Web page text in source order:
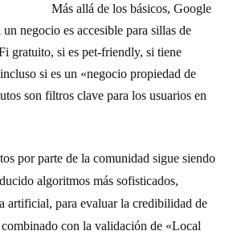
Más allá de los básicos, Google
negocio es accesible para sillas de
gratuito, si es pet-friendly, si tiene
si es un «negocio propiedad de
son filtros clave para los usuarios en
por parte de la comunidad sigue siendo
algoritmos más sofisticados,
artificial, para evaluar la credibilidad de
con la validación de «Local